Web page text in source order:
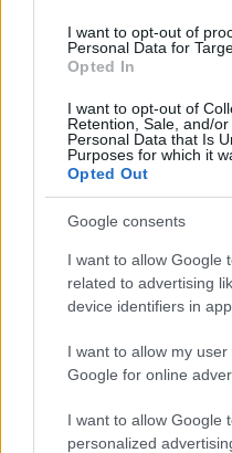
I want to opt-out of
Personal Data for
Opted In
I want to opt-out of
Retention, Sale, and/
Personal Data that Is
Purposes for which it
Opted Out
Google consents
I want to allow Google
related to advertising
device identifiers in
I want to allow my
Google for online
I want to allow Google
personalized